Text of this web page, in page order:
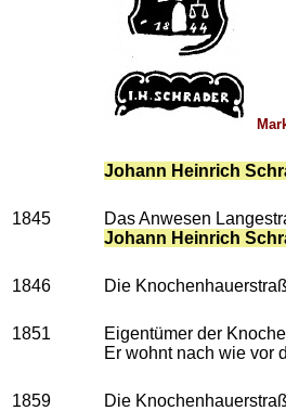
Johann Heinrich
1845 Das Anwesen
Johann Heinrich
1846 Die
1851 Eigentümer der
Er wohnt nach wie vor
1859 Die